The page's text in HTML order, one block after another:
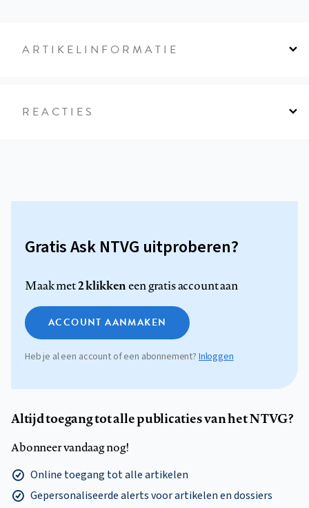
ARTIKELINFORMATIE
REACTIES
Gratis Ask NTVG uitproberen?
Maak met2 klikkeneen gratis account aan
ACCOUNT AANMAKEN
Heb je al een account of een abonnement?Inloggen
Altijd toegang tot alle publicaties van het NTVG?
Abonneer vandaag nog!
Online toegang tot alle artikelen
Gepersonaliseerde alerts voor artikelen en dossiers